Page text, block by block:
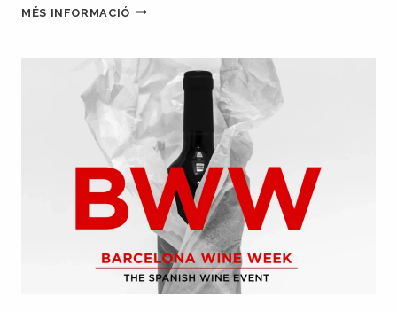
MÉS INFORMACIÓELS
MIJARES
DISTINGUEIXEN
ONZE
DONES
REFERENTS
DEL
SECTOR
DEL
VI
BARCELONA
WINE
WEEK